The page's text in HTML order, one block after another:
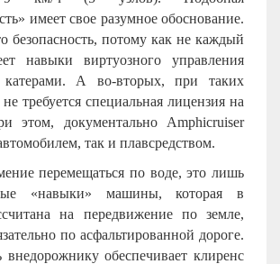
имеет свое разумное обоснование.
безопасность, потому как не каждый
навыки виртуозного управления
катерами. А во-вторых, при таких
требуется специальная лицензия на
этом, документально Amphicruiser
так и плавсредством.
перемещаться по воде, это лишь
«навыки» машины, которая в
на передвижение по земле,
по асфальтированной дороге.
внедорожнику обеспечивает клиренс